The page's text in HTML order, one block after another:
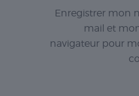
Enregistrer mon
mail et
navigateur pour